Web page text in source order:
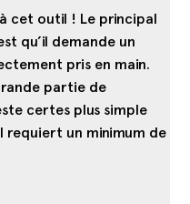
cet outil ! Le principal
qu’il demande un
pris en main.
partie de
certes plus simple
requiert un minimum de